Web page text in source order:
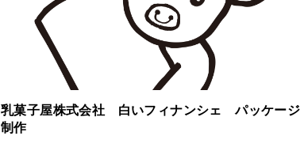
乳菓子屋株式会社 白いフィナンシェ パッケージ
制作